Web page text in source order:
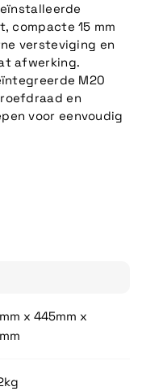
compacte 15 mm
versteviging en
afwerking.
M20
en
voor eenvoudig
x 445mm x